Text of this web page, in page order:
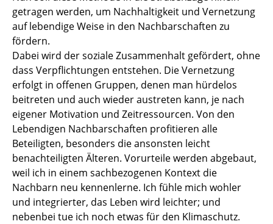
getragen werden, um Nachhaltigkeit und Vernetzung
auf lebendige Weise in den Nachbarschaften zu
fördern.
Dabei wird der soziale Zusammenhalt gefördert, ohne
dass Verpflichtungen entstehen. Die Vernetzung
erfolgt in offenen Gruppen, denen man hürdelos
beitreten und auch wieder austreten kann, je nach
eigener Motivation und Zeitressourcen. Von den
Lebendigen Nachbarschaften profitieren alle
Beteiligten, besonders die ansonsten leicht
benachteiligten Älteren. Vorurteile werden abgebaut,
weil ich in einem sachbezogenen Kontext die
Nachbarn neu kennenlerne. Ich fühle mich wohler
und integrierter, das Leben wird leichter; und
nebenbei tue ich noch etwas für den Klimaschutz.